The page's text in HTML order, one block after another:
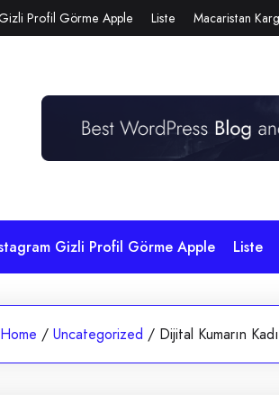
Profil Görme Apple Liste Macaristan
Gizli Profil Görme Apple Liste
Home / Uncategorized / Dijital Kumarın